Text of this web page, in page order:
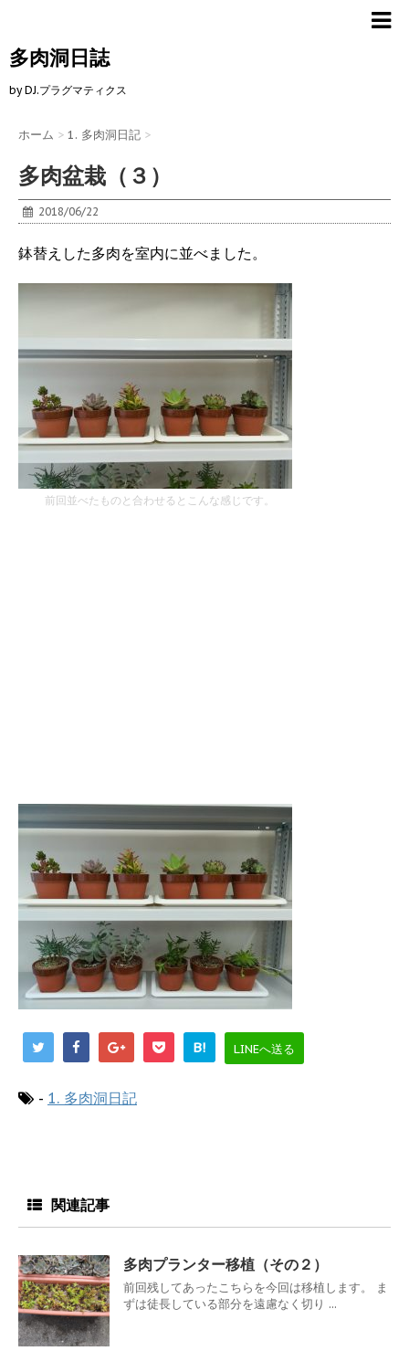
多肉洞日誌
by DJ.プラグマティクス
ホーム > 1. 多肉洞日記 >
多肉盆栽（３）
2018/06/22
鉢替えした多肉を室内に並べました。
前回並べたものと合わせるとこんな感じです。
B! LINEへ送る
- 1. 多肉洞日記
関連記事
多肉プランター移植（その２）
前回残してあったこちらを今回は移植します。 ま
ずは徒長している部分を遠慮なく切り ...